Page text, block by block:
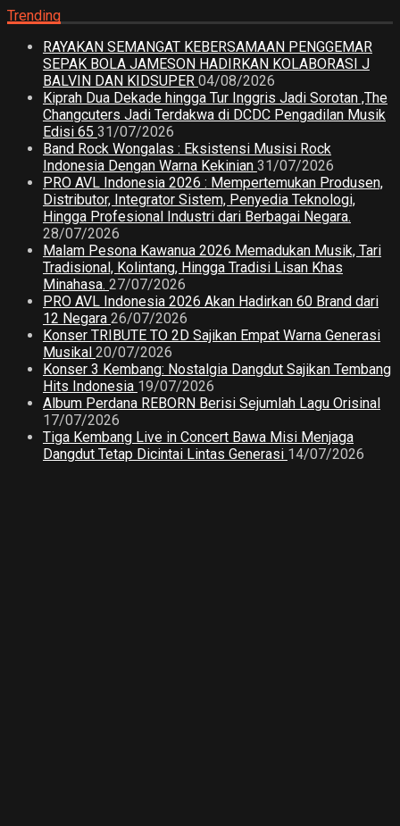
Trending
RAYAKAN SEMANGAT KEBERSAMAAN PENGGEMAR
SEPAK BOLA JAMESON HADIRKAN KOLABORASI J
BALVIN DAN KIDSUPER 04/08/2026
Kiprah Dua Dekade hingga Tur Inggris Jadi Sorotan ,The
Changcuters Jadi Terdakwa di DCDC Pengadilan Musik
Edisi 65 31/07/2026
Band Rock Wongalas : Eksistensi Musisi Rock
Indonesia Dengan Warna Kekinian 31/07/2026
PRO AVL Indonesia 2026 : Mempertemukan Produsen,
Distributor, Integrator Sistem, Penyedia Teknologi,
Hingga Profesional Industri dari Berbagai Negara.
28/07/2026
Malam Pesona Kawanua 2026 Memadukan Musik, Tari
Tradisional, Kolintang, Hingga Tradisi Lisan Khas
Minahasa. 27/07/2026
PRO AVL Indonesia 2026 Akan Hadirkan 60 Brand dari
12 Negara 26/07/2026
Konser TRIBUTE TO 2D Sajikan Empat Warna Generasi
Musikal 20/07/2026
Konser 3 Kembang: Nostalgia Dangdut Sajikan Tembang
Hits Indonesia 19/07/2026
Album Perdana REBORN Berisi Sejumlah Lagu Orisinal
17/07/2026
Tiga Kembang Live in Concert Bawa Misi Menjaga
Dangdut Tetap Dicintai Lintas Generasi 14/07/2026